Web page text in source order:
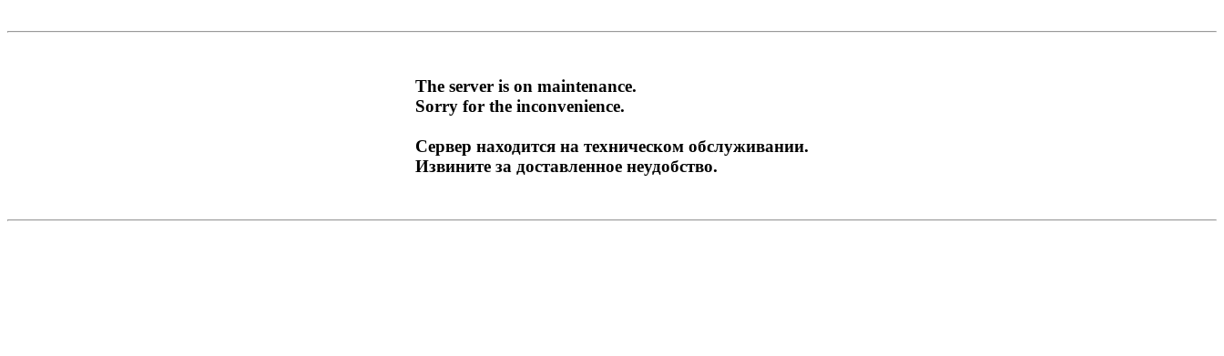
The server is on maintenance.
Sorry for the inconvenience.
Сервер находится на техническом обслуживании.
Извините за доставленное неудобство.